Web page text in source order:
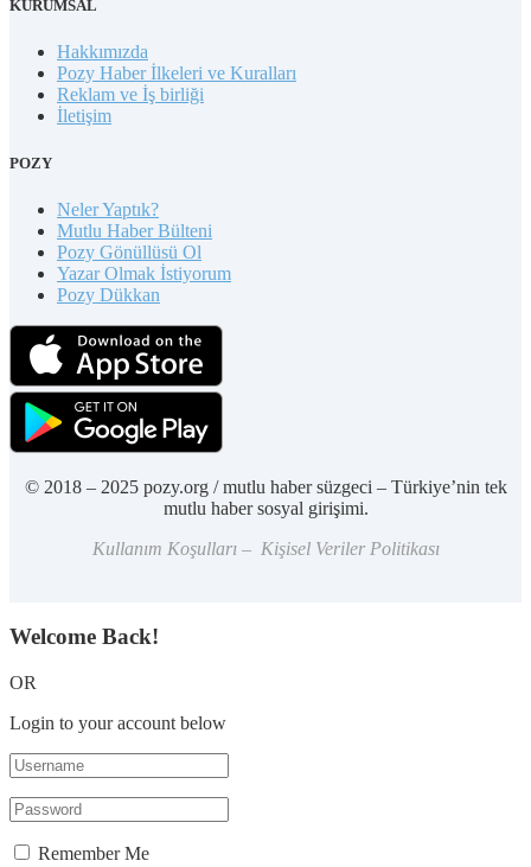
KURUMSAL
Hakkımızda
Pozy Haber İlkeleri ve Kuralları
Reklam ve İş birliği
İletişim
POZY
Neler Yaptık?
Mutlu Haber Bülteni
Pozy Gönüllüsü Ol
Yazar Olmak İstiyorum
Pozy Dükkan
© 2018 – 2025 pozy.org / mutlu haber süzgeci – Türkiye’nin tek
mutlu haber sosyal girişimi.
Kullanım Koşulları – Kişisel Veriler Politikası
Welcome Back!
OR
Login to your account below
Remember Me